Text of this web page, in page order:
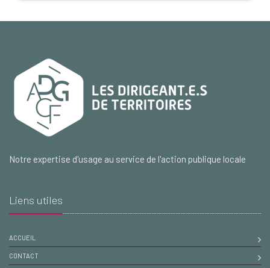
Notre expertise d'usage au service de l'action publique locale
Liens utiles
ACCUEIL
CONTACT